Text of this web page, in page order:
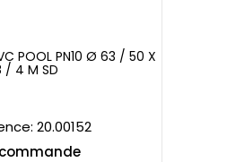
POOL PN10 Ø 63 / 50 X
/ 4 M SD
20.00152